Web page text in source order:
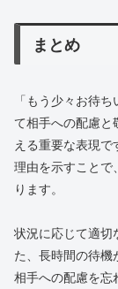
まとめ
「もう少々お待
て相手への配慮と
える重要な表現で
理由を示すことで
ります。
状況に応じて適切
た、長時間の待機
相手への配慮を忘